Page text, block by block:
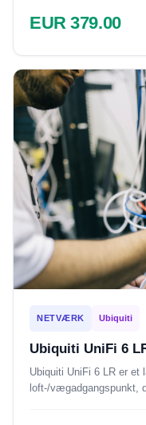
EUR 379.00
NETVÆRK Ubiquiti
Ubiquiti UniFi 6
Ubiquiti UniFi 6 LR er et
loft-/vægadgangspunkt,